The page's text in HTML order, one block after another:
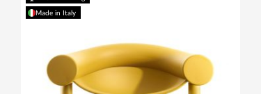
Made in Italy